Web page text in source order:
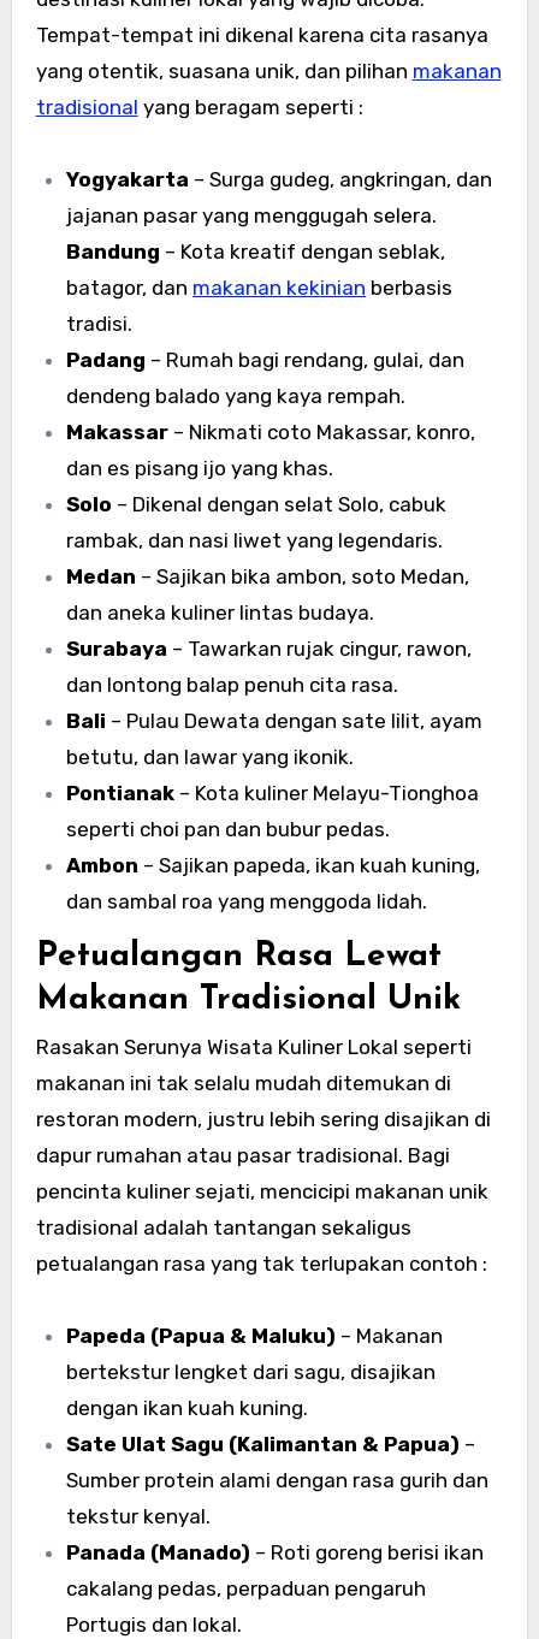
Tempat-tempat ini dikenal karena cita rasanya
yang otentik, suasana unik, dan pilihan makanan
tradisional yang beragam seperti :
Yogyakarta – Surga gudeg, angkringan, dan
jajanan pasar yang menggugah selera.
Bandung – Kota kreatif dengan seblak,
batagor, dan makanan kekinian berbasis
tradisi.
Padang – Rumah bagi rendang, gulai, dan
dendeng balado yang kaya rempah.
Makassar – Nikmati coto Makassar, konro,
dan es pisang ijo yang khas.
Solo – Dikenal dengan selat Solo, cabuk
rambak, dan nasi liwet yang legendaris.
Medan – Sajikan bika ambon, soto Medan,
dan aneka kuliner lintas budaya.
Surabaya – Tawarkan rujak cingur, rawon,
dan lontong balap penuh cita rasa.
Bali – Pulau Dewata dengan sate lilit, ayam
betutu, dan lawar yang ikonik.
Pontianak – Kota kuliner Melayu-Tionghoa
seperti choi pan dan bubur pedas.
Ambon – Sajikan papeda, ikan kuah kuning,
dan sambal roa yang menggoda lidah.
Petualangan Rasa Lewat
Makanan Tradisional Unik
Rasakan Serunya Wisata Kuliner Lokal seperti
makanan ini tak selalu mudah ditemukan di
restoran modern, justru lebih sering disajikan di
dapur rumahan atau pasar tradisional. Bagi
pencinta kuliner sejati, mencicipi makanan unik
tradisional adalah tantangan sekaligus
petualangan rasa yang tak terlupakan contoh :
Papeda (Papua & Maluku) – Makanan
bertekstur lengket dari sagu, disajikan
dengan ikan kuah kuning.
Sate Ulat Sagu (Kalimantan & Papua) –
Sumber protein alami dengan rasa gurih dan
tekstur kenyal.
Panada (Manado) – Roti goreng berisi ikan
cakalang pedas, perpaduan pengaruh
Portugis dan lokal.